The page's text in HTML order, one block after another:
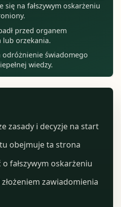
się na fałszywym oskarżeniu
przed organem
lub orzekania.
odróżnienie świadomego
wiedzy.
zasady i decyzje na start
obejmuje ta strona
fałszywym oskarżeniu
zawiadomienia